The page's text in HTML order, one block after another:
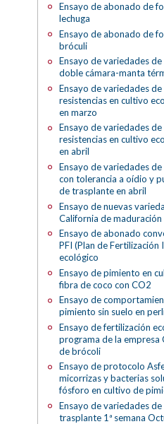
Ensayo de abonado de
lechuga
Ensayo de abonado de
bróculi
Ensayo de variedades
doble cámara-manta
Ensayo de variedades
resistencias en cultivo
en marzo
Ensayo de variedades
resistencias en cultivo
en abril
Ensayo de variedades
con tolerancia a oídio y
de trasplante en abril
Ensayo de nuevas
California de
Ensayo de abonado
PFI (Plan de Fertilización
ecológico
Ensayo de pimiento en
fibra de coco con CO2
Ensayo de
pimiento sin suelo en
Ensayo de fertilización
programa de la empresa
de brócoli
Ensayo de protocolo
micorrizas y bacterias
fósforo en cultivo de
Ensayo de variedades
trasplante 1ª semana